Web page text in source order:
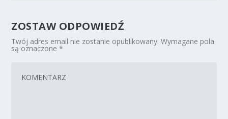
ZOSTAW ODPOWIEDŹ
Twój adres email nie zostanie opublikowany. Wymagane pola
są oznaczone*